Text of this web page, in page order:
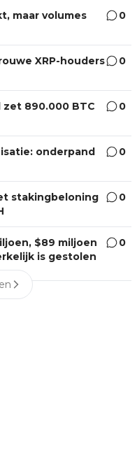
maar volumes
0
XRP-houders
0
890.000 BTC
0
onderpand
0
stakingbeloning
0
$89 miljoen
is gestolen
0